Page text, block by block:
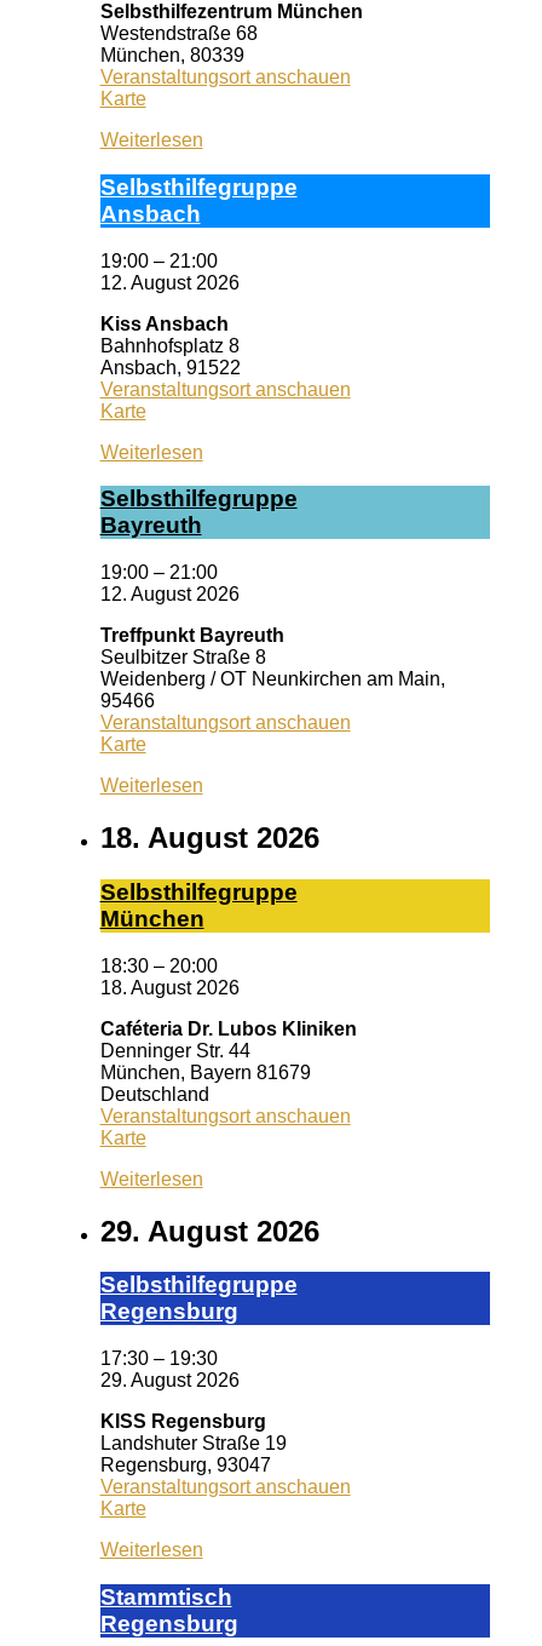
Selbsthilfezentrum München
Westendstraße 68
München, 80339
Veranstaltungsort anschauen
KarteSelbsthilfezentrum
Weiterlesen
Selbst­hil­fe­grup­pe
Ans­bach
19:00 – 21:00
12. August 2026
Kiss Ansbach
Bahnhofsplatz 8
Ansbach, 91522
Veranstaltungsort anschauen
KarteKiss
Weiterlesen
Selbst­hil­fe­grup­pe
Bay­reuth
19:00 – 21:00
12. August 2026
Treffpunkt Bayreuth
Seulbitzer Straße 8
Weidenberg / OT Neunkirchen am Main,
95466
Veranstaltungsort anschauen
KarteTreffpunkt
Weiterlesen
18. August 2026
Selbst­hil­fe­grup­pe
Mün­chen
18:30 – 20:00
18. August 2026
Caféteria Dr. Lubos Kliniken
Denninger Str. 44
München, Bayern 81679
Deutschland
Veranstaltungsort anschauen
KarteCaféteria
Lubos
Weiterlesen
29. August 2026
Selbst­hil­fe­grup­pe
Re­gens­burg
17:30 – 19:30
29. August 2026
KISS Regensburg
Landshuter Straße 19
Regensburg, 93047
Veranstaltungsort anschauen
KarteKISS
Weiterlesen
Stamm­tisch
Reg­ens­burg